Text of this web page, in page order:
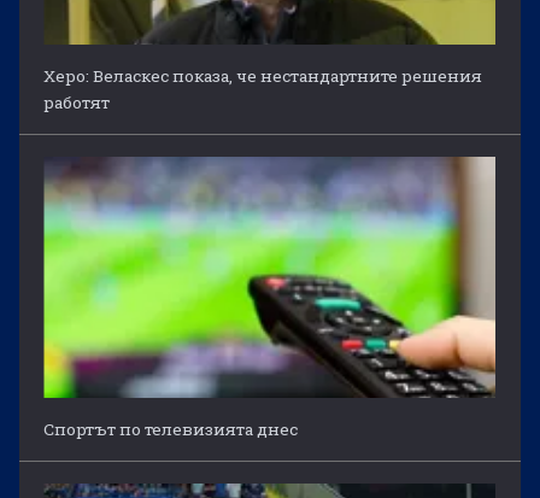
Херо: Веласкес показа, че нестандартните решения
работят
Спортът по телевизията днес